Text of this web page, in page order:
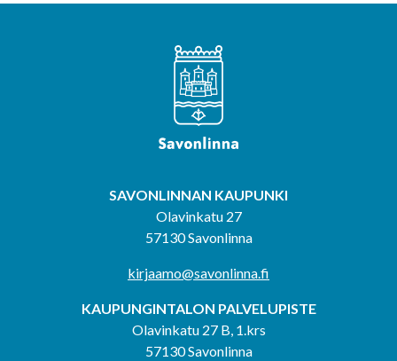
SAVONLINNAN KAUPUNKI
Olavinkatu 27
57130 Savonlinna
kirjaamo@savonlinna.fi
KAUPUNGINTALON PALVELUPISTE
Olavinkatu 27 B, 1.krs
57130 Savonlinna